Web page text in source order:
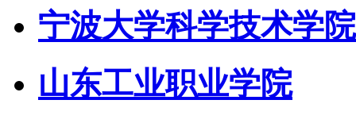
宁波大学科学技术学院
山东工业职业学院